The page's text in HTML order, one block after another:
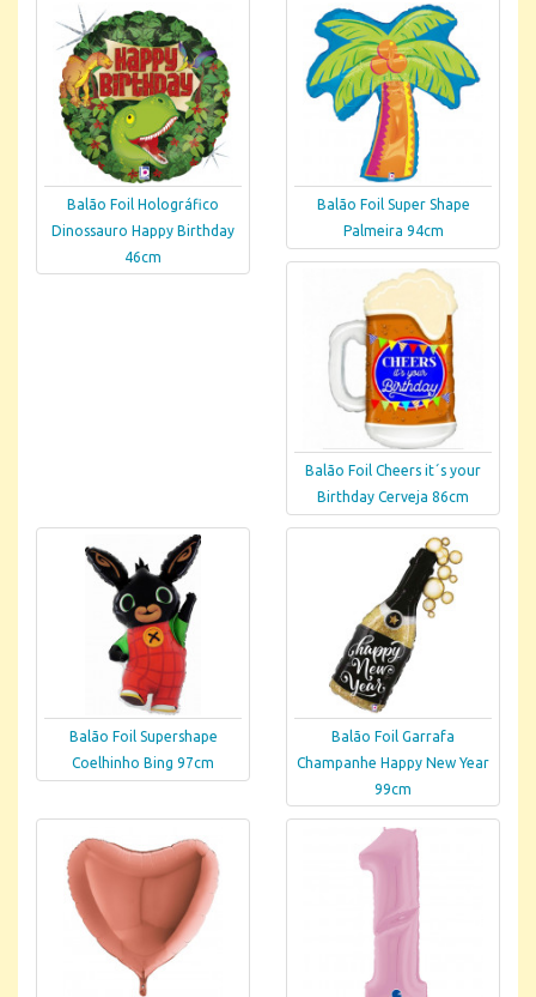
Balão Foil Holográfico
Dinossauro Happy Birthday
46cm
Balão Foil Super Shape
Palmeira 94cm
Balão Foil Cheers it´s your
Birthday Cerveja 86cm
Balão Foil Supershape
Coelhinho Bing 97cm
Balão Foil Garrafa
Champanhe Happy New Year
99cm